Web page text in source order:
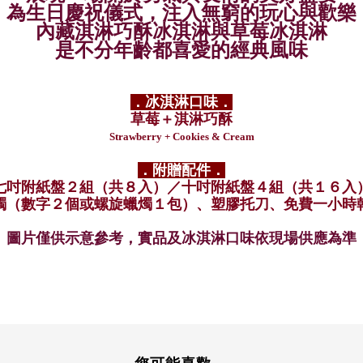
為生日 慶祝儀式，注入無窮的玩心與歡樂
內藏淇淋巧酥冰淇淋與草莓冰淇淋
是不分年齡都喜愛的經典風味
．冰淇淋口味．
草莓＋淇淋巧酥
Strawberry + Cookies & Cream
．附贈配件．
吋附紙盤２組（共８入）／十吋附紙盤４組（共１６入）
（數字２個或螺旋蠟燭１包）、塑膠托刀、免費一小時
片僅供示意參考，實品及冰淇淋口味依現場供應為準